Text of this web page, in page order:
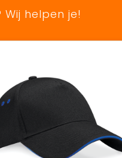
helpen je!